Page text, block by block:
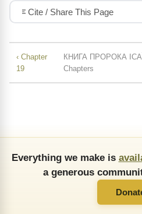
Cite / Share This Page
‹ Chapter
19
КНИГА ПРОРОКА
Chapters
Everything we make is
a generous